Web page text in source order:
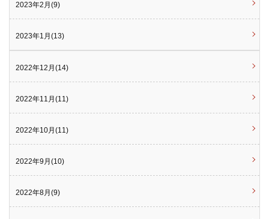
2023年2月(9)
2023年1月(13)
2022年12月(14)
2022年11月(11)
2022年10月(11)
2022年9月(10)
2022年8月(9)